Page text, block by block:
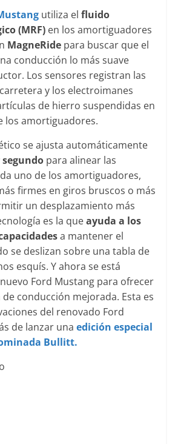
utiliza el fluido
(MRF)en los amortiguadores
MagneRidepara buscar que el
conducción lo más suave
Los sensores registran las
y los electroimanes
de hierro suspendidas en
los amortiguadores.
se ajusta automáticamente
segundopara alinear las
uno de los amortiguadores,
firmes en giros bruscos o más
un desplazamiento más
es la queayuda a los
a mantener el
se deslizan sobre una tabla de
esquís. Y ahora se está
Ford Mustang para ofrecer
conducción mejorada. Esta es
del renovado Ford
de lanzar una edición especial
Bullitt.